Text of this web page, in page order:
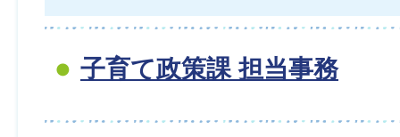
子育て政策課 担当事務